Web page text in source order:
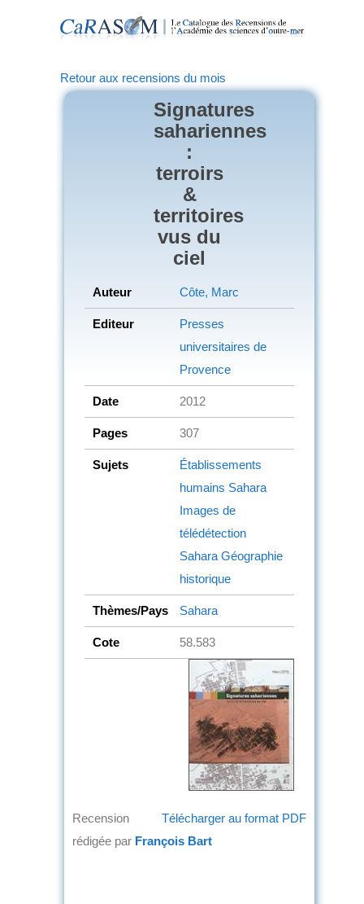
Retour aux recensions du mois
Signatures
sahariennes
:
terroirs
&
territoires
vus du
ciel
Auteur Côte, Marc
Editeur
Presses
universitaires de
Provence
Date 2012
Pages 307
Sujets
Établissements
humains Sahara
Images de
télédétection
Sahara Géographie
historique
Thèmes/Pays Sahara
Cote 58.583
Télécharger au format PDF
Recension
rédigée par François Bart